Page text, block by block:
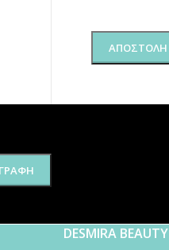
DESMIRA BEAUTY